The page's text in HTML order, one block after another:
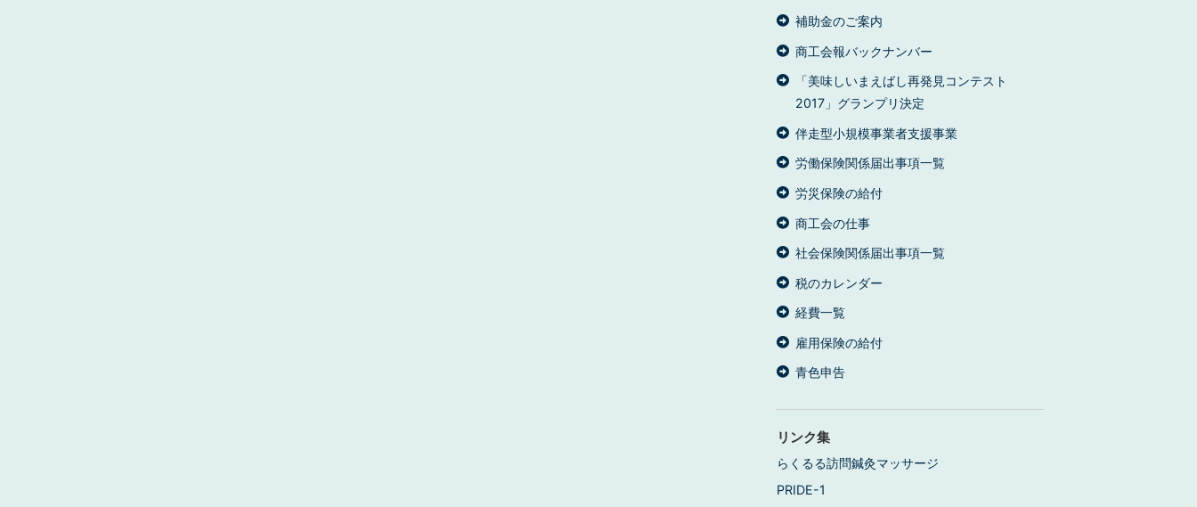
補助金のご案内
商工会報バックナンバー
「美味しいまえばし再発見コンテスト
2017」グランプリ決定
伴走型小規模事業者支援事業
労働保険関係届出事項一覧
労災保険の給付
商工会の仕事
社会保険関係届出事項一覧
税のカレンダー
経費一覧
雇用保険の給付
青色申告
リンク集
らくるる訪問鍼灸マッサージ
PRIDE-1